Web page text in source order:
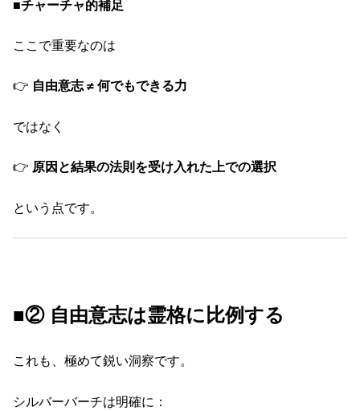
■チャーチャ的補足
ここで重要なのは
👉 自由意志 ≠ 何でもできる力
ではなく
👉 原因と結果の法則を受け入れた上での選択
という点です。
■② 自由意志は霊格に比例する
これも、極めて鋭い洞察です。
シルバーバーチは明確に：